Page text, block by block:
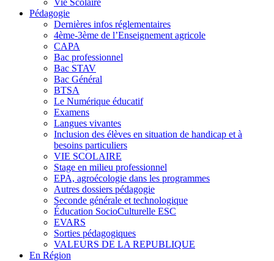
Pédagogie
Dernières infos réglementaires
4ème-3ème de l’Enseignement agricole
CAPA
Bac professionnel
Bac STAV
Bac Général
BTSA
Le Numérique éducatif
Examens
Langues vivantes
Inclusion des élèves en situation de handicap et à
besoins particuliers
VIE SCOLAIRE
Stage en milieu professionnel
EPA, agroécologie dans les programmes
Autres dossiers pédagogie
Seconde générale et technologique
Éducation SocioCulturelle ESC
EVARS
Sorties pédagogiques
VALEURS DE LA REPUBLIQUE
En Région